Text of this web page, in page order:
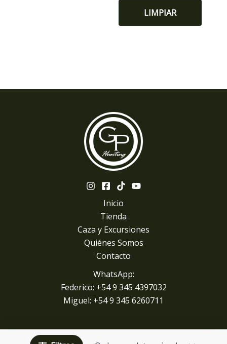
LIMPIAR
Inicio
Tienda
Caza y Excursiones
Quiénes Somos
Contacto
WhatsApp:
Federico: +54 9 345 4397032
Miguel: +54 9 345 6260711